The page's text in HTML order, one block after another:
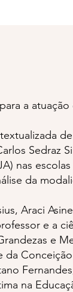
a
Sedraz
nas
da
Araci
e a
e
na